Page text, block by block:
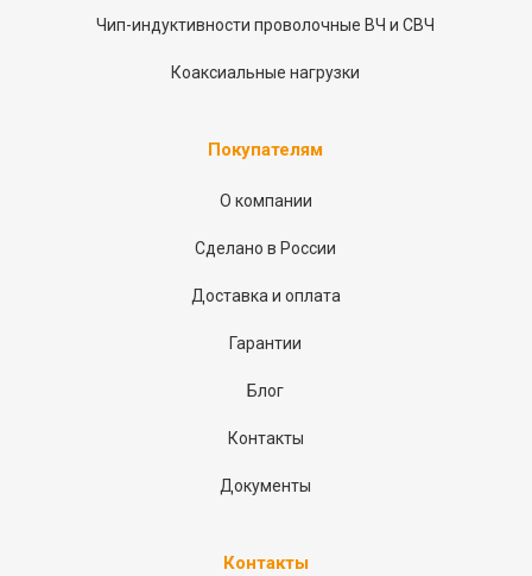
Чип-индуктивности проволочные ВЧ и СВЧ
Коаксиальные нагрузки
Покупателям
О компании
Сделано в России
Доставка и оплата
Гарантии
Блог
Контакты
Документы
Контакты